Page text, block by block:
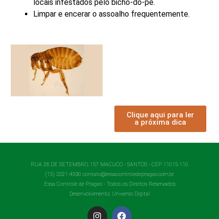
locais infestados pelo bicho-do-pé.
Limpar e encerar o assoalho frequentemente.
Clique aqui para ler
a próxima dica
RUA 28 DE SETEMBRO, 157 MACUCO - SANTOS - CEP 11015-110
(13) 3321-4590 contato@essacontroledepragas.com.br
Essa Controle de Pragas - Todos os Direitos Reservados
Desenvolvimento: Universo Digital